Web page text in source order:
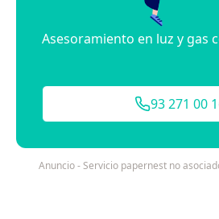
Asesoramiento en luz y gas
93 271 00
Anuncio - Servicio papernest no